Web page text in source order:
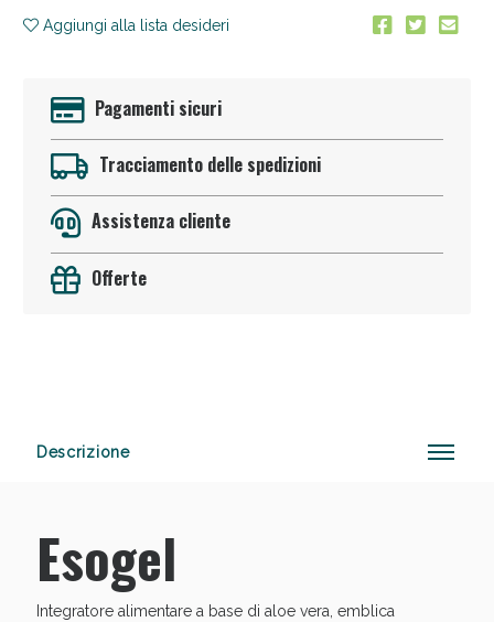
Aggiungi alla lista desideri
Pagamenti sicuri
Tracciamento delle spedizioni
Assistenza cliente
Offerte
Descrizione
Esogel
Integratore alimentare a base di aloe vera, emblica